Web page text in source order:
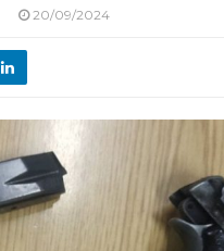
20/09/2024